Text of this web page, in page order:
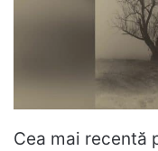
Cea mai recentă